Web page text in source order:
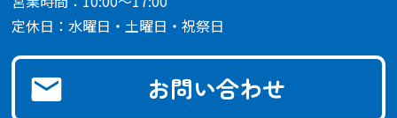
定休日：水曜日・土曜日・祝祭日
お問い合わせ